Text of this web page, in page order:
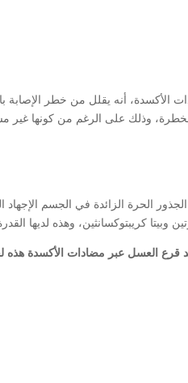
أنه يقلل من خطر الإصابة
وذلك على الرغم من كونها غير
الحرة الزائدة في الجسم
وبيتا كريبتوكسانثين، وهذه لديها
قرع العسل عبر مضادات الأكسدة